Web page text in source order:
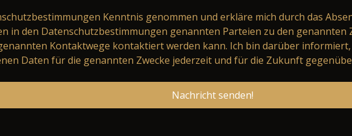
Kenntnis genommen und erkläre mich durch das
in den Datenschutzbestimmungen genannten Parteien zu den
Kontaktwege kontaktiert werden kann. Ich bin darüber
Daten für die genannten Zwecke jederzeit und für die Zukunft
Nachricht senden!